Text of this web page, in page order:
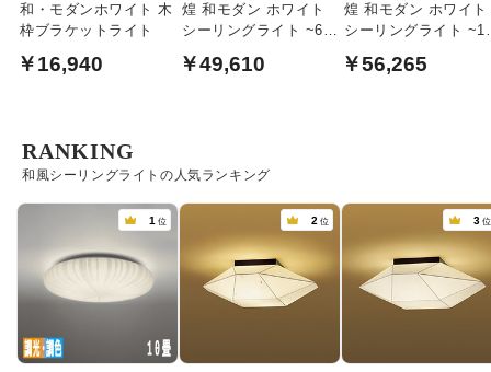
和・モダンホワイト 木
枠ブラケットライト
￥16,940
煌 和モダン ホワイト
シーリングライト ~6畳
￥49,610
煌 和モダン ホワイト
シーリングライト
￥56,265
和風シーリングライトの人気ランキング
RANKING
1 位 2 位 3 位